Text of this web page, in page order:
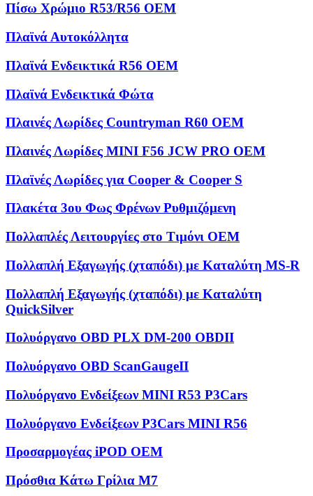
Πίσω Χρώμιο R53/R56 OEM
Πλαϊνά Αυτοκόλλητα
Πλαϊνά Ενδεικτικά R56 OEM
Πλαϊνά Ενδεικτικά Φώτα
Πλαινές Λωρίδες Countryman R60 OEM
Πλαινές Λωρίδες MINI F56 JCW PRO OEM
Πλαϊνές Λωρίδες για Cooper & Cooper S
Πλακέτα 3ου Φως Φρένων Ρυθμιζόμενη
Πολλαπλές Λειτουργίες στο Τιμόνι OEM
Πολλαπλή Εξαγωγής (χταπόδι) με Καταλύτη MS-R
Πολλαπλή Εξαγωγής (χταπόδι) με Καταλύτη
QuickSilver
Πολυόργανο OBD PLX DM-200 OBDII
Πολυόργανο OBD ScanGaugeII
Πολυόργανο Ενδείξεων MINI R53 P3Cars
Πολυόργανο Ενδείξεων P3Cars MINI R56
Προσαρμογέας iPOD OEM
Πρόσθια Κάτω Γρίλια M7